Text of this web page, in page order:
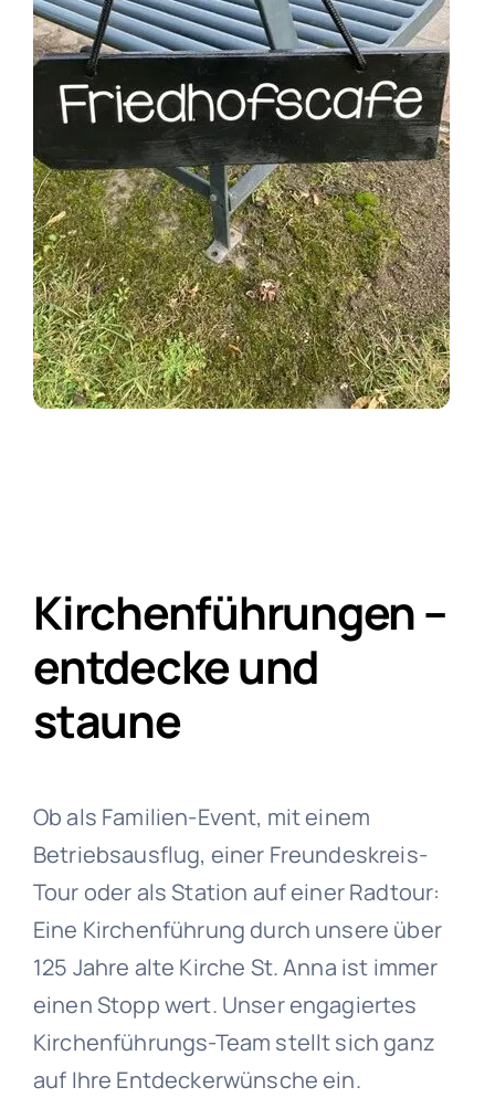
Kirchenführungen –
entdecke und
staune
Ob als Familien-Event, mit einem
Betriebsausflug, einer Freundeskreis-
Tour oder als Station auf einer Radtour:
Eine Kirchenführung durch unsere über
125 Jahre alte Kirche St. Anna ist immer
einen Stopp wert. Unser engagiertes
Kirchenführungs-Team stellt sich ganz
auf Ihre Entdeckerwünsche ein.